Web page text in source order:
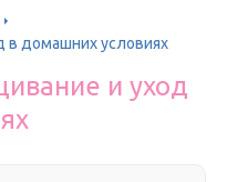
в домашних условиях
и уход